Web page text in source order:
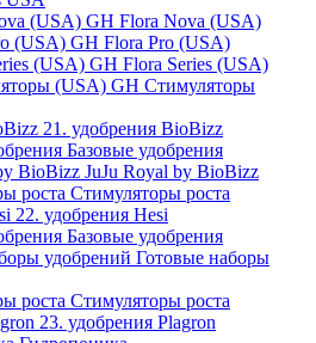
GH Flora Nova (USA)
GH Flora Pro (USA)
GH Flora Series (USA)
GH Стимуляторы
21. удобрения BioBizz
Базовые удобрения
JuJu Royal by BioBizz
Стимуляторы роста
22. удобрения Hesi
Базовые удобрения
Готовые наборы
Стимуляторы роста
23. удобрения Plagron